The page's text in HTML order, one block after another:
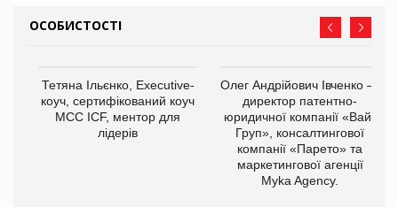
ОСОБИСТОСТІ
Тетяна Ільєнко, Executive-
коуч, сертифікований коуч
МСС ICF, ментор для
лідерів
Олег Андрійович Івченко —
директор патентно-
юридичної компанії «Вайз
Груп», консалтингової
компанії «Парето» та
маркетингової агенції
Myka Agency.